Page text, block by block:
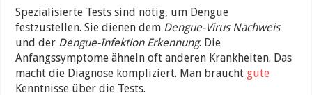
Spezialisierte Tests sind nötig, um Dengue
festzustellen. Sie dienen dem Dengue-Virus Nachweis
und der Dengue-Infektion Erkennung. Die
Anfangssymptome ähneln oft anderen Krankheiten. Das
macht die Diagnose kompliziert. Man braucht gute
Kenntnisse über die Tests.